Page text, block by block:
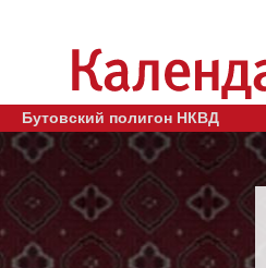
Бутовский полигон НКВД